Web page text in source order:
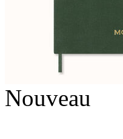
Nouveau